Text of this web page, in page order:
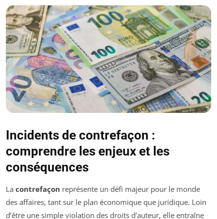
Incidents de contrefaçon :
comprendre les enjeux et les
conséquences
La contrefaçon représente un défi majeur pour le monde
des affaires, tant sur le plan économique que juridique. Loin
d’être une simple violation des droits d’auteur, elle entraîne